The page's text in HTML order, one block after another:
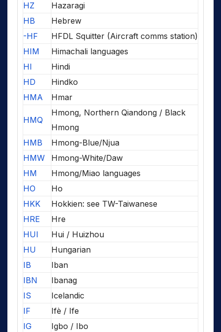
HZ
Hazaragi
HB
Hebrew
-HF
HFDL Squitter (Aircraft comms station)
HIM
Himachali languages
HI
Hindi
HD
Hindko
HMA
Hmar
HMQ
Hmong, Northern Qiandong / Black
Hmong
HMB
Hmong-Blue/Njua
HMW
Hmong-White/Daw
HM
Hmong/Miao languages
HO
Ho
HKK
Hokkien: see TW-Taiwanese
HRE
Hre
HUI
Hui / Huizhou
HU
Hungarian
IB
Iban
IBN
Ibanag
IS
Icelandic
IF
Ifè / Ife
IG
Igbo / Ibo